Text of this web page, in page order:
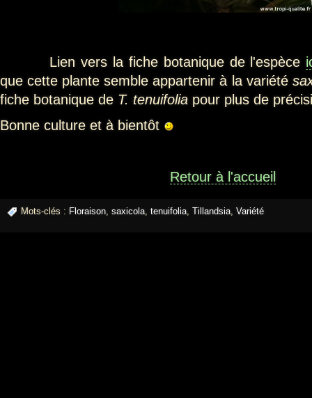
Lien vers la fiche botanique de l'espèce
que cette plante semble appartenir à la variété
fiche botanique de T. tenuifolia pour plus de
Bonne culture et à bientôt
Retour à l'accueil
Mots-clés : Floraison saxicola tenuifolia Tillandsia Variété